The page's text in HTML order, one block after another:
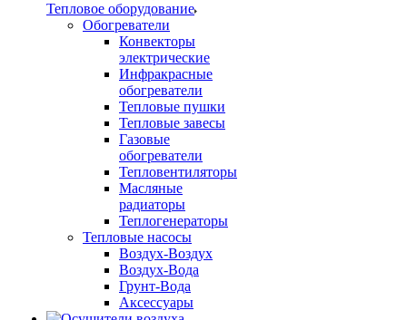
Тепловое оборудование
Обогреватели
Конвекторы
электрические
Инфракрасные
обогреватели
Тепловые пушки
Тепловые завесы
Газовые
обогреватели
Тепловентиляторы
Масляные
радиаторы
Теплогенераторы
Тепловые насосы
Воздух-Воздух
Воздух-Вода
Грунт-Вода
Аксессуары